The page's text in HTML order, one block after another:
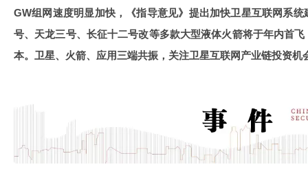
GW组网速度明显加快，《指导意见》提出加快卫星互联网系
号、天龙三号、长征十二号改等多款大型液体火箭将于年内首
本。卫星、火箭、应用三端共振，关注卫星互联网产业链投资机